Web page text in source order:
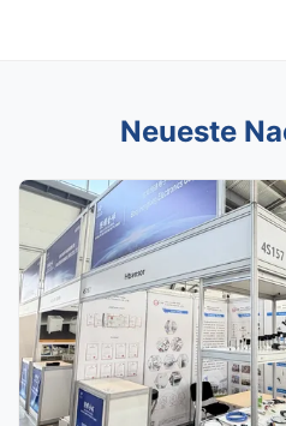
Neueste